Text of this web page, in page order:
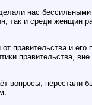
нас
так и среди женщин
и его
правительства, вне
вопросы, перестали